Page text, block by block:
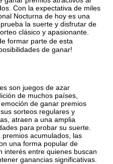
Con la expectativa de miles
Nocturna de hoy es una
la suerte y disfrutar de
clásico y apasionante.
formar parte de esta
de ganar!
son juegos de azar
de muchos países,
de ganar premios
sorteos regulares y
atraen a una amplia
para probar su suerte.
acumulados, las
una forma popular de
interés entre quienes buscan
ganancias significativas.